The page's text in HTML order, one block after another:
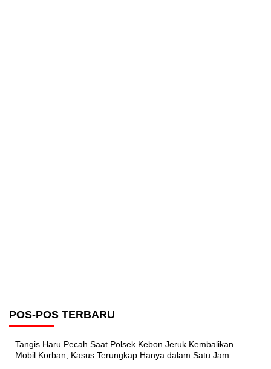
POS-POS TERBARU
Tangis Haru Pecah Saat Polsek Kebon Jeruk Kembalikan
Mobil Korban, Kasus Terungkap Hanya dalam Satu Jam